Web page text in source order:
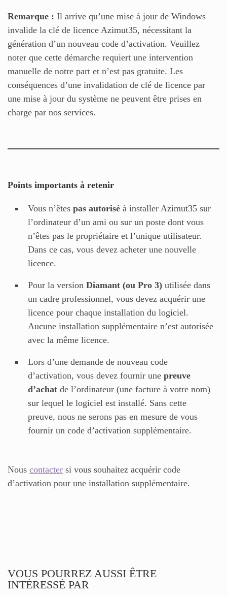
Remarque : Il arrive qu’une mise à jour de Windows
invalide la clé de licence Azimut35, nécessitant la
génération d’un nouveau code d’activation. Veuillez
noter que cette démarche requiert une intervention
manuelle de notre part et n’est pas gratuite. Les
conséquences d’une invalidation de clé de licence par
une mise à jour du système ne peuvent être prises en
charge par nos services.
Points importants à retenir
Vous n’êtes pas autorisé à installer Azimut35 sur
l’ordinateur d’un ami ou sur un poste dont vous
n’êtes pas le propriétaire et l’unique utilisateur.
Dans ce cas, vous devez acheter une nouvelle
licence.
Pour la version Diamant (ou Pro 3) utilisée dans
un cadre professionnel, vous devez acquérir une
licence pour chaque installation du logiciel.
Aucune installation supplémentaire n’est autorisée
avec la même licence.
Lors d’une demande de nouveau code
d’activation, vous devez fournir une preuve
d’achat de l’ordinateur (une facture à votre nom)
sur lequel le logiciel est installé. Sans cette
preuve, nous ne serons pas en mesure de vous
fournir un code d’activation supplémentaire.
Nous contacter si vous souhaitez acquérir code
d’activation pour une installation supplémentaire.
VOUS POURREZ AUSSI ÊTRE
INTÉRESSÉ PAR